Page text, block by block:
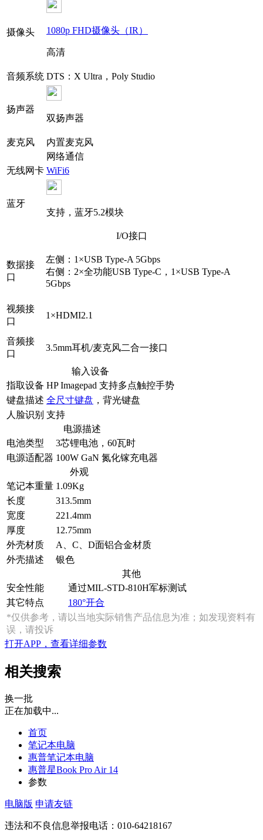
摄像头 1080p FHD摄像头（IR）
高清
音频系统 DTS：X Ultra，Poly Studio
扬声器
双扬声器
麦克风
内置麦克风
网络通信
无线网卡 WiFi6
蓝牙
支持，蓝牙5.2模块
I/O接口
数据接
口
左侧：1×USB Type-A 5Gbps
右侧：2×全功能USB Type-C，1×USB Type-A
5Gbps
视频接
口
1×HDMI2.1
音频接
口
3.5mm耳机/麦克风二合一接口
输入设备
指取设备 HP Imagepad 支持多点触控手势
键盘描述 全尺寸键盘 ，背光键盘
人脸识别 支持
电源描述
电池类型
3芯锂电池，60瓦时
电源适配器 100W GaN 氮化镓充电器
外观
笔记本重量 1.09Kg
长度
313.5mm
宽度
221.4mm
厚度
12.75mm
外壳材质
A、C、D面铝合金材质
外壳描述
银色
其他
安全性能
通过MIL-STD-810H军标测试
其它特点
180°开合
*仅供参考，请以当地实际销售产品信息为准；如发现资料有
误，请投诉
打开APP，查看详细参数
相关搜索
换一批
正在加载中...
首页
笔记本电脑
惠普笔记本电脑
惠普星Book Pro Air 14
参数
电脑版 申请友链
违法和不良信息举报电话：010-64218167